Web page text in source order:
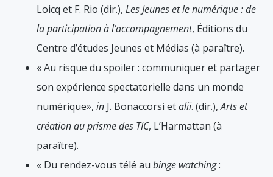
Loicq et F. Rio (dir.), Les Jeunes et le numérique : de
la participation à l’accompagnement, Éditions du
Centre d’études Jeunes et Médias (à paraître).
« Au risque du spoiler : communiquer et partager
son expérience spectatorielle dans un monde
numérique», in J. Bonaccorsi etalii. (dir.),Arts et
création au prisme des TIC, L’Harmattan (à
paraître).
« Du rendez-vous télé au binge watching: